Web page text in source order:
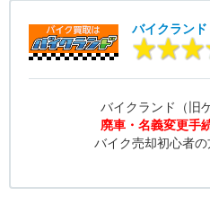
バイクランド
バイクランド（旧
廃車・名義変更手
バイク売却初心者